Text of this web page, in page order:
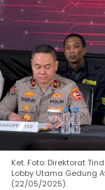
Ket. Foto: Direktorat
Lobby Utama Gedung
(22/05/2025).